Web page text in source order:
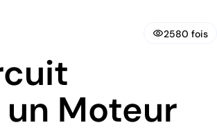
visibility2580 fois
un Moteur